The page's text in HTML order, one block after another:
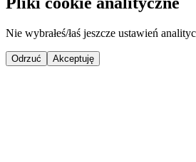
Nie wybrałeś/łaś jeszcze ustawień
Odrzuć Akceptuję